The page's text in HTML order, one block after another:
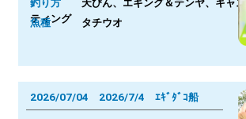
釣り方 天びん、エギング＆テンヤ、キャス
ティング
魚種 タチウオ
2026/07/04 2026/7/4 ｴｷﾞﾀﾞｺ船